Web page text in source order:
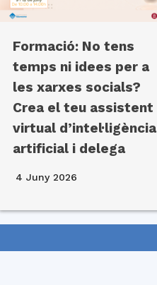
Formació: No tens
temps ni idees per a
les xarxes socials?
Crea el teu assistent
virtual d’intel·ligència
artificial i delega
4 Juny 2026